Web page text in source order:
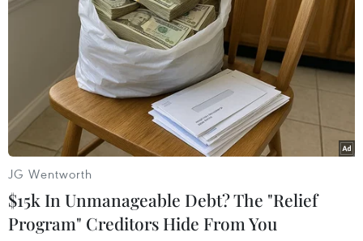
JG Wentworth
$15k In Unmanageable Debt? The "Relief
Program" Creditors Hide From You